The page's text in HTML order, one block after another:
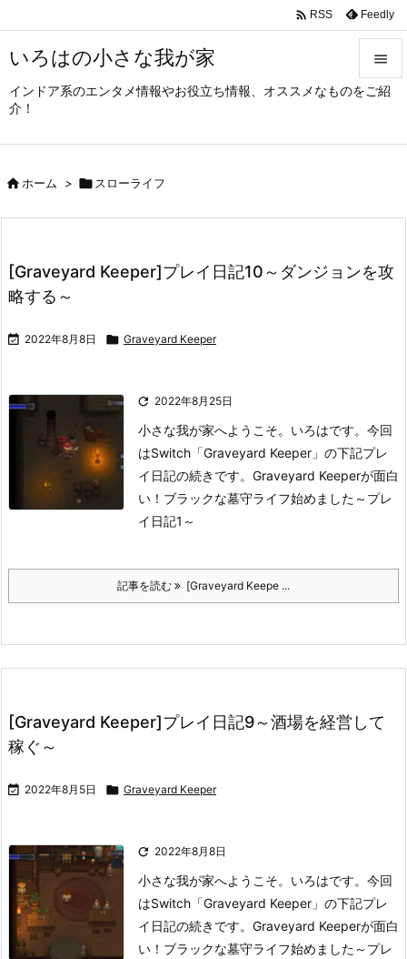
いろはの小さな我が家
インドア系のエンタメ情報やお役立ち情報、オススメなものをご紹
介！




 RSS Feedly
ホーム >  スローライフ
[Graveyard Keeper]プレイ日記10～ダンジョンを攻
略する～
 2022年8月8日  Graveyard Keeper
 2022年8月25日
小さな我が家へようこそ。いろはです。 今回
はSwitch「Graveyard Keeper」の下記プレ
イ日記の続きです。 Graveyard Keeperが面白
い！ブラックな墓守ライフ始めました～プレ
イ日記1～
記事を読む [Graveyard Keepe ...
[Graveyard Keeper]プレイ日記9～酒場を経営して
稼ぐ～
 2022年8月5日  Graveyard Keeper
 2022年8月8日
小さな我が家へようこそ。いろはです。 今回
はSwitch「Graveyard Keeper」の下記プレ
イ日記の続きです。 Graveyard Keeperが面白
い！ブラックな墓守ライフ始めました～プレ